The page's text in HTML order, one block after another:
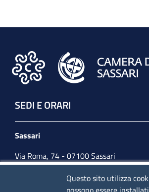
SEDI E ORARI
Sassari
Via Roma, 74 - 07100 Sassari
Tel. 079 2080274
Questo sito utilizza